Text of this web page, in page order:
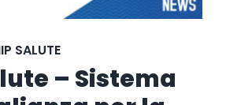
EVENTI NOVITÀ
SALUTE
– Sistema